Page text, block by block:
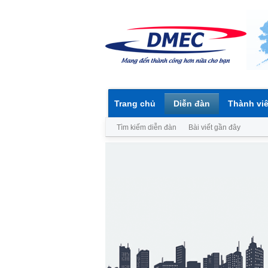
Trang chủ Diễn đàn
Tìm kiếm diễn đàn Bài viết gần đây
Thành